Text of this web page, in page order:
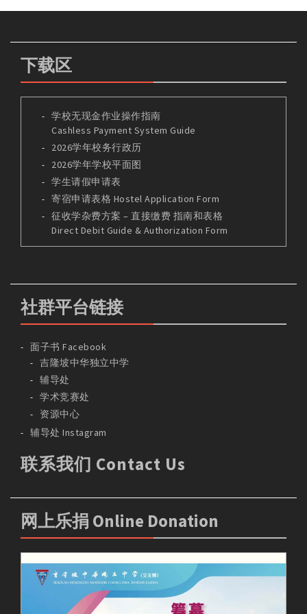
下载区
学校无现金作业操作指南
Cashless Payment System Guide
2026学年校务行政历
2026学年学校平面图
学生请假申请表
寄宿申请表格 Hostel Application Form
征收学杂费方案 – 直接缴费 指南和表格
Direct Debit Guide & Authorization Form
社群平台链接
面子书 Facebook
吉隆坡中华独立中学
辅导处
学术竞赛处
资源中心
辅导处 Instagram
联系我们 Contact Us
网上乐捐 Online Donation